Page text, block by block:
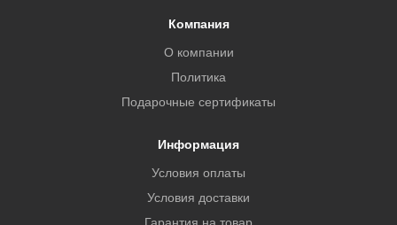
Компания
О компании
Политика
Подарочные сертификаты
Информация
Условия оплаты
Условия доставки